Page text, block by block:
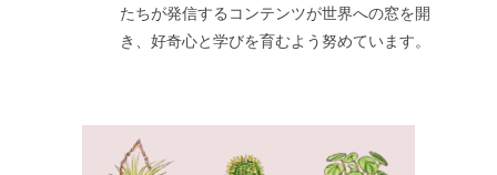
たちが発信するコンテンツが世界への窓を開
き、好奇心と学びを育むよう努めています。